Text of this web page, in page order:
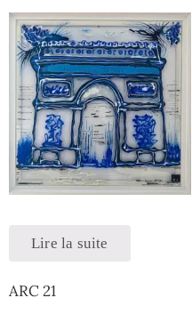
Lire la suite
ARC 21